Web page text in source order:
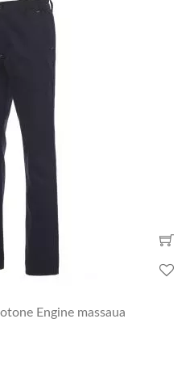
Engine massaua